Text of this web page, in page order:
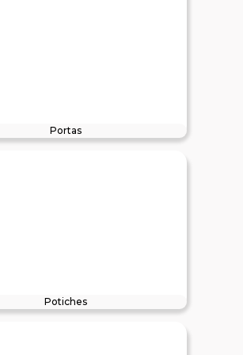
Portas
Potiches